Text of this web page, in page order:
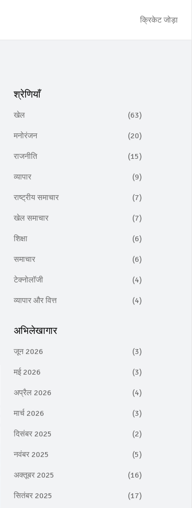
क्रिकेट जोड़ा
श्रेणियाँ
खेल (63)
मनोरंजन (20)
राजनीति (15)
व्यापार (9)
राष्ट्रीय समाचार (7)
खेल समाचार (7)
शिक्षा (6)
समाचार (6)
टेक्नोलॉजी (4)
व्यापार और वित्त (4)
अभिलेखागार
जून 2026 (3)
मई 2026 (3)
अप्रैल 2026 (4)
मार्च 2026 (3)
दिसंबर 2025 (2)
नवंबर 2025 (5)
अक्तूबर 2025 (16)
सितंबर 2025 (17)